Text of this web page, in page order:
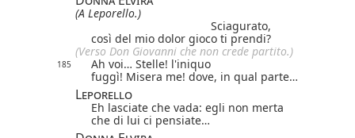
(A Leporello.)
Sciagurato,
così del mio dolor gioco ti prendi?
(Verso Don Giovanni che non crede partito.)
185
Ah voi… Stelle! l'iniquo
fuggì! Misera me! dove, in qual parte…
Leporello
Eh lasciate che vada: egli non merta
che di lui ci pensiate…